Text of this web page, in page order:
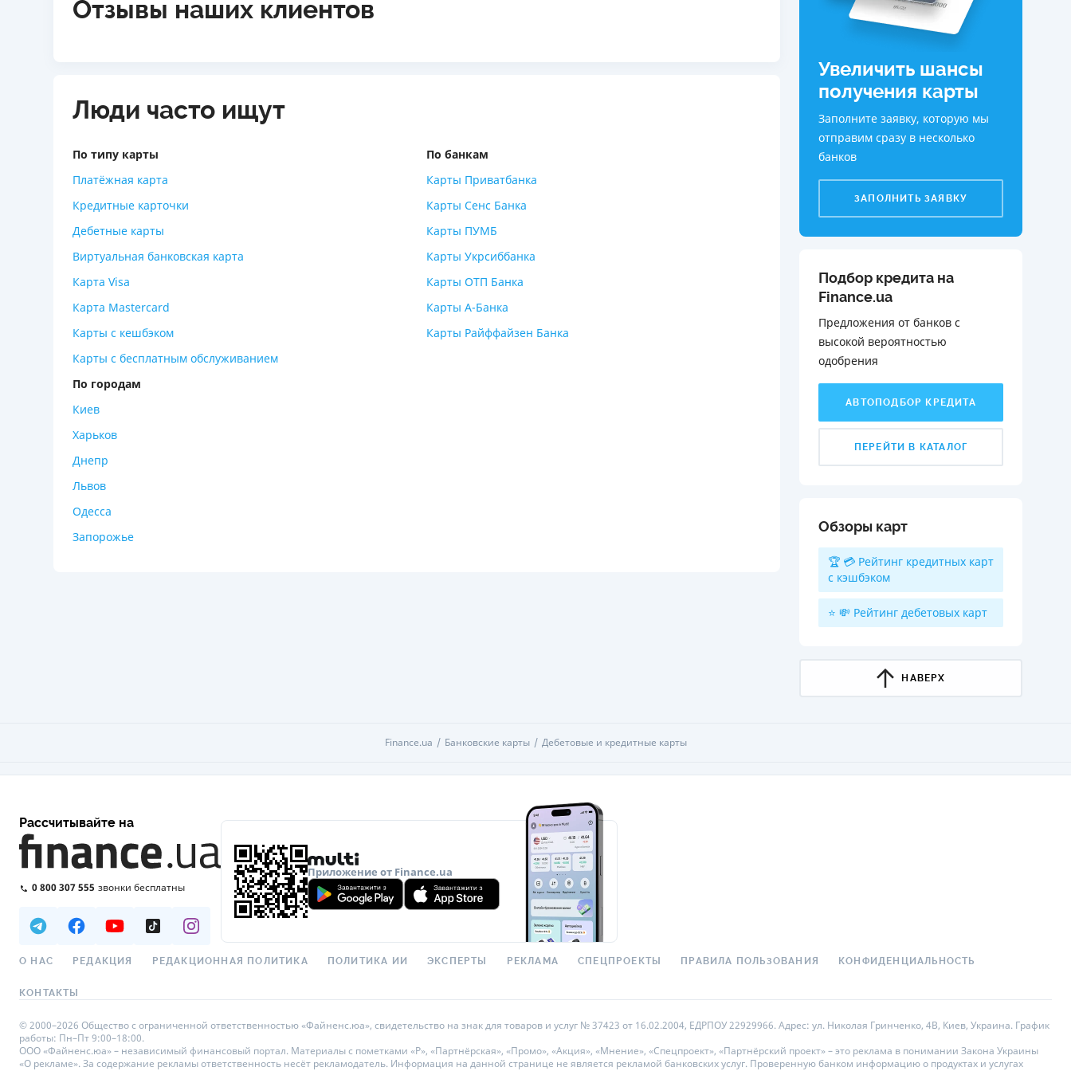
Отзывы наших клиентов
Люди часто ищут
По типу карты
Платёжная карта
Кредитные карточки
Дебетные карты
Виртуальная банковская карта
Карта Visa
Карта Mastercard
Карты с кешбэком
Карты с бесплатным обслуживанием
По банкам
Карты Приватбанка
Карты Сенс Банка
Карты ПУМБ
Карты Укрсиббанка
Карты ОТП Банка
Карты А-Банка
Карты Райффайзен Банка
По городам
Киев
Харьков
Днепр
Львов
Одесса
Запорожье
Увеличить шансы
получения карты
Заполните заявку, которую мы
отправим сразу в несколько
банков
ЗАПОЛНИТЬ ЗАЯВКУ
Подбор кредита на
Finance.ua
Предложения от банков с
высокой вероятностью
одобрения️
АВТОПОДБОР КРЕДИТА
ПЕРЕЙТИ В КАТАЛОГ
Обзоры карт
🏆 💳 Рейтинг кредитных карт
с кэшбэком
⭐ 💸 Рейтинг дебетовых карт
НАВЕРХ
Finance.ua Банковские карты Дебетовые и кредитные карты
Рассчитывайте на
0 800 307 555 звонки бесплатны
Приложение от Finance.ua
О НАС РЕДАКЦИЯ РЕДАКЦИОННАЯ ПОЛИТИКА ПОЛИТИКА ИИ ЭКСПЕРТЫ РЕКЛАМА СПЕЦПРОЕКТЫ ПРАВИЛА ПОЛЬЗОВАНИЯ КОНФИДЕНЦИАЛЬНОСТЬ
КОНТАКТЫ
© 2000–2026 Общество с ограниченной ответственностью «Файненс.юа», свидетельство на знак для товаров и услуг № 37423 от 16.02.2004, ЕДРПОУ 22929966. Адрес: ул. Николая Гринченко, 4В, Киев, Украина. График
работы: Пн–Пт 9:00–18:00.
ООО «Файненс.юа» – независимый финансовый портал. Материалы с пометками «Р», «Партнёрская», «Промо», «Акция», «Мнение», «Спецпроект», «Партнёрский проект» – это реклама в понимании Закона Украины
«О рекламе». За содержание рекламы ответственность несёт рекламодатель. Информация на данной странице не является рекламой банковских услуг. Проверенную банком информацию о продуктах и услугах